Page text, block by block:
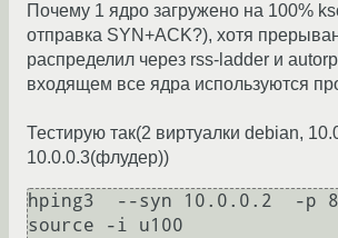
Почему 1 ядро загружено на 100%
отправка SYN+ACK?), хотя
распределил через rss-ladder и
входящем все ядра используются
Тестирую так(2 виртуалки debian,
10.0.0.3(флудер))
hping3  --syn 10.0.0.2  -p
source -i u100